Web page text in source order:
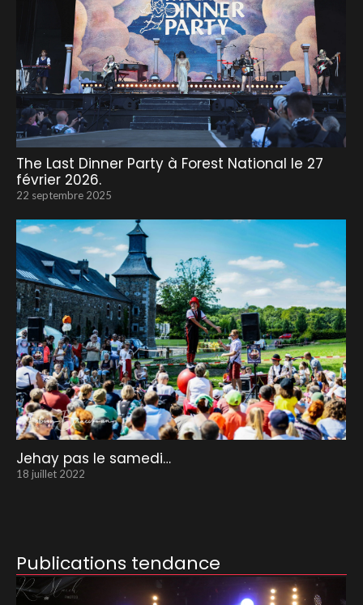
The Last Dinner Party à Forest National le 27
février 2026.
22 septembre 2025
Jehay pas le samedi…
18 juillet 2022
Publications tendance